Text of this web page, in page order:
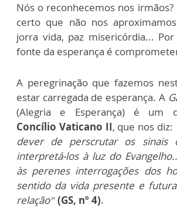
Nós o reconhecemos nos irmãos?
certo que não nos
jorra vida, paz misericórdia...
fonte da esperança é
A peregrinação que fazemos
estar carregada de esperança. A
(Alegria e Esperança) é um
Concílio Vaticano II, que nos diz:
dever de perscrutar os sinais
interpretá-los à luz do
às perenes interrogações dos
sentido da vida presente e
relação”(GS, nº 4).